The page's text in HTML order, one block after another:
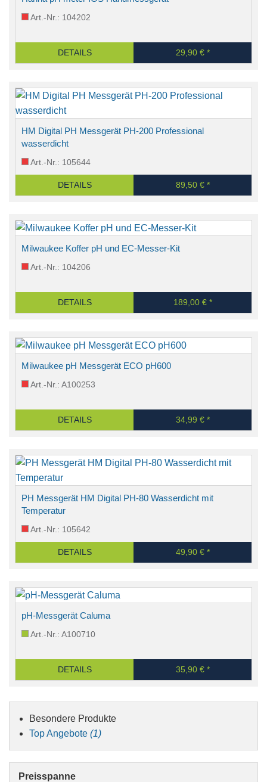
Art.-Nr.: 104202
DETAILS 29,90 € *
HM Digital PH Messgerät PH-200 Professional
wasserdicht
Art.-Nr.: 105644
DETAILS 89,50 € *
Milwaukee Koffer pH und EC-Messer-Kit
Art.-Nr.: 104206
DETAILS 189,00 € *
Milwaukee pH Messgerät ECO pH600
Art.-Nr.: A100253
DETAILS 34,99 € *
PH Messgerät HM Digital PH-80 Wasserdicht mit
Temperatur
Art.-Nr.: 105642
DETAILS 49,90 € *
pH-Messgerät Caluma
Art.-Nr.: A100710
DETAILS 35,90 € *
Besondere Produkte
Top Angebote (1)
Preisspanne